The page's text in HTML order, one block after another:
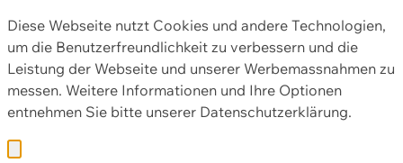
Diese Webseite nutzt Cookies und andere Technologien,
um die Benutzerfreundlichkeit zu verbessern und die
Leistung der Webseite und unserer Werbemassnahmen zu
messen. Weitere Informationen und Ihre Optionen
entnehmen Sie bitte unserer Datenschutzerklärung.